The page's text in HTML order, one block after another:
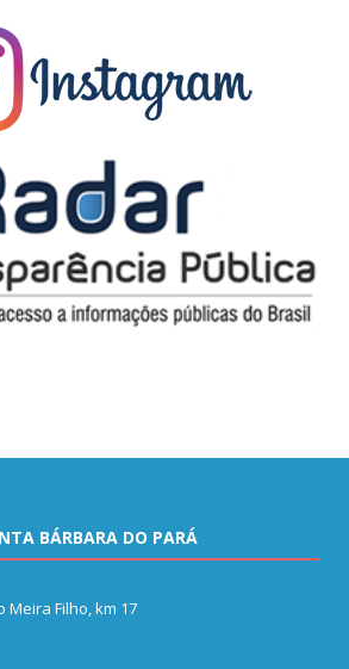
BÁRBARA DO PARÁ
Meira Filho, km 17